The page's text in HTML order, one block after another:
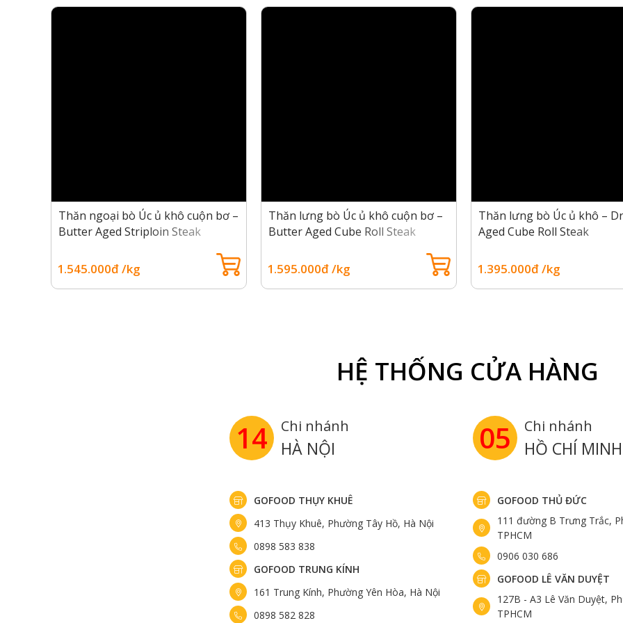
ủ khô cực sang trọng và được nhiều người ưa thích.
Bò Úc Black Angus có lông đen, được nuôi ở phía Đông nước Úc
Thăn ngoại bò Úc ủ khô cuộn bơ –
Butter Aged Striploin Steak
1.545.000đ /kg
Thăn lưng bò Úc ủ khô cuộn bơ –
Butter Aged Cube Roll Steak
1.595.000đ /kg
Thăn lưng bò Úc ủ khô –
Aged Cube Roll Steak
1.395.000đ /kg
HỆ THỐNG CỬA HÀNG
14 Chi nhánh
HÀ NỘI
GOFOOD THỤY KHUÊ
413 Thụy Khuê, Phường Tây Hồ, Hà Nội
0898 583 838
GOFOOD TRUNG KÍNH
161 Trung Kính, Phường Yên Hòa, Hà Nội
0898 582 828
05 Chi nhánh
HỒ CHÍ MINH
GOFOOD THỦ ĐỨC
111 đường B Trưng Trắc,
TPHCM
0906 030 686
GOFOOD LÊ VĂN DUYỆT
127B - A3 Lê Văn Duyệt,
TPHCM